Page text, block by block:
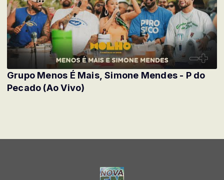
Grupo Menos É Mais, Simone Mendes - P do
Pecado (Ao Vivo)